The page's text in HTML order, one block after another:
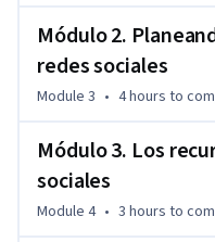
En este curso podrás
de redes sociales y las
para controlar y medir el
Podrás identificar cómo
agencia o si es apropiado
también reconocerás la
activa y las herramientas
Módulo 2.
redes sociales
Module 3 • 4 hours to
Módulo 3. Los
sociales
Module 4 • 3 hours to